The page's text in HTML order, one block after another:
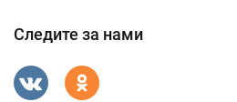
Следите за нами